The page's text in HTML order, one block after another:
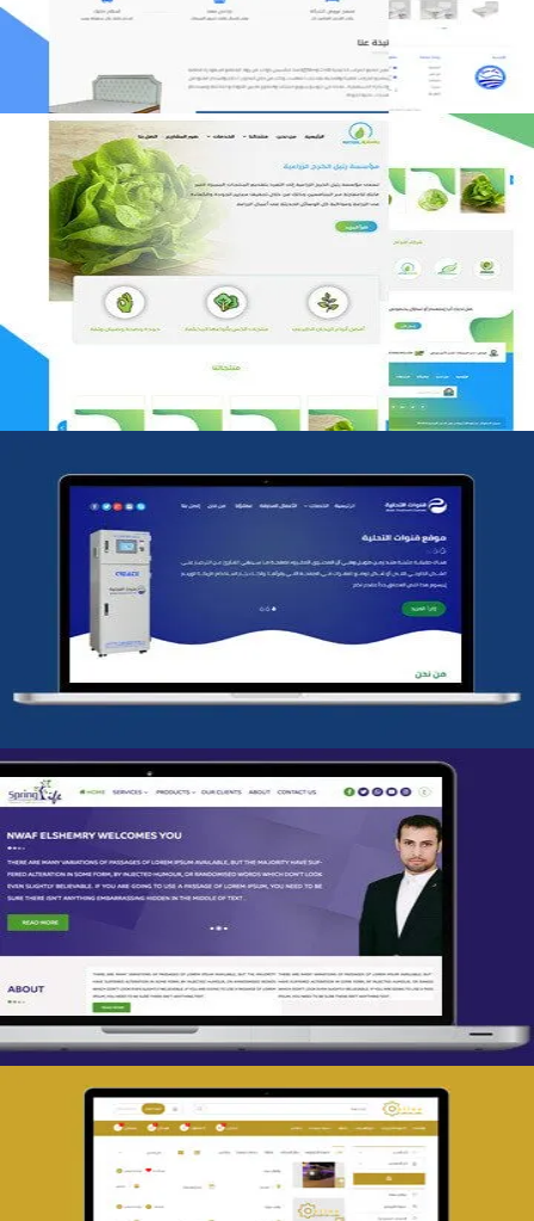
مؤسسة رتيل الخرج الزراعية
التفاصيل
شركة قنوات التحليه
التفاصيل
تصميم spring life
تصميم حراج مهنى